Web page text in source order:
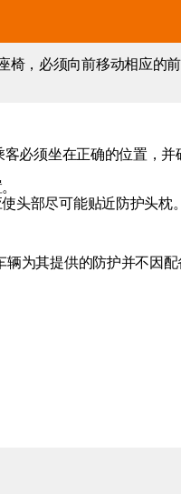
椅，必须向前移动相应的前
必须坐在正确的位置，并
头部尽可能贴近防护头枕。
为其提供的防护并不因配